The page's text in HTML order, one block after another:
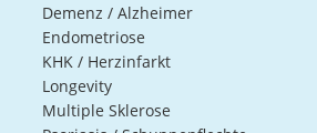
Demenz / Alzheimer
Endometriose
KHK / Herzinfarkt
Longevity
Multiple Sklerose